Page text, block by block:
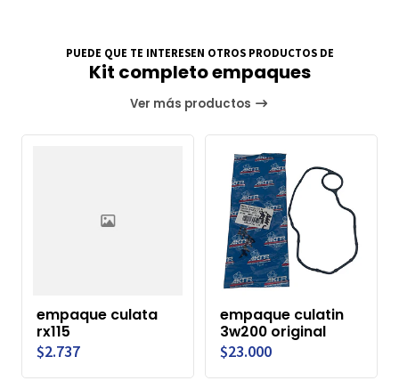
PUEDE QUE TE INTERESEN OTROS PRODUCTOS DE
Kit completo empaques
Ver más productos
empaque culata
rx115
$2.737
empaque culatin
3w200 original
$23.000